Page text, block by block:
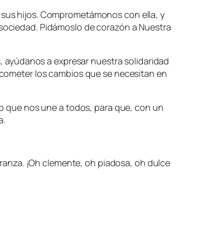
hijos. Comprometámonos con ella, y
Pidámoslo de corazón a Nuestra
a expresar nuestra solidaridad
los cambios que se necesitan en
que nos une a todos, para que, con un
¡Oh clemente, oh piadosa, oh dulce